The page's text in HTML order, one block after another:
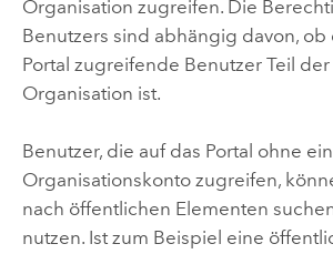
Organisation zugreifen. Die
Benutzers sind abhängig davon, ob
Portal zugreifende Benutzer Teil der
Organisation ist.
Benutzer, die auf das Portal ohne
Organisationskonto zugreifen,
nach öffentlichen Elementen
nutzen. Ist zum Beispiel eine